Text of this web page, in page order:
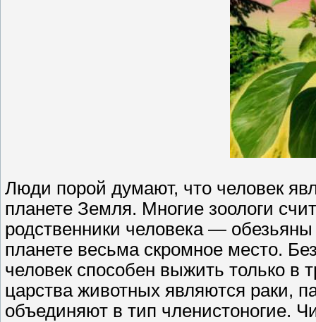
Люди порой думают, что человек
планете Земля. Многие зоологи
родственники человека —
планете весьма скромное место.
человек способен выжить только
царства животных являются раки,
объединяют в тип членистоногие.